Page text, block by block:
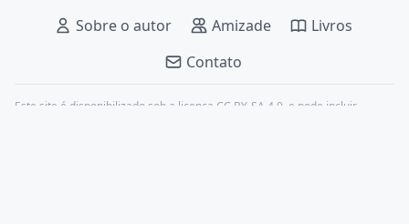
Sobre o autor Amizade
Livros
Contato
Este site é disponibilizado sob a licença CC BY-SA 4.0 , e pode incluir